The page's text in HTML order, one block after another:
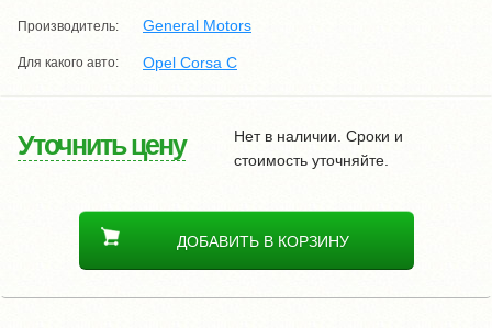
Производитель: General Motors
Для какого авто: Opel Corsa C
Уточнить цену
Нет в наличии. Сроки и
стоимость уточняйте.
ДОБАВИТЬ В КОРЗИНУ